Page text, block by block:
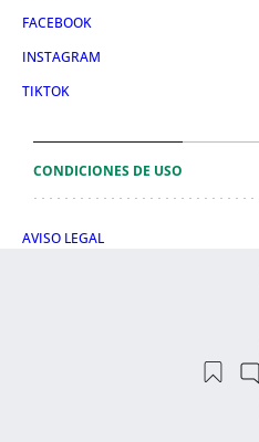
FACEBOOK
INSTAGRAM
TIKTOK
CONDICIONES DE USO
AVISO LEGAL